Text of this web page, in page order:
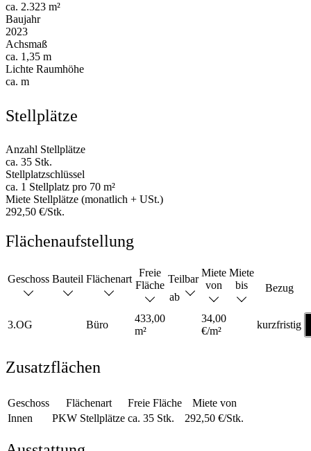
ca. 2.323 m²
Baujahr
2023
Achsmaß
ca. 1,35 m
Lichte Raumhöhe
ca. m
Stellplätze
Anzahl Stellplätze
ca. 35 Stk.
Stellplatzschlüssel
ca. 1 Stellplatz pro 70 m²
Miete Stellplätze (monatlich + USt.)
292,50 €/Stk.
Flächenaufstellung
Geschoss Bauteil Flächenart
Freie
Fläche
Teilbar
ab
Miete
von
Miete
bis
Bezug
3.OG Büro
433,00
m²
34,00
€/m²
kurzfristig
Zusatzflächen
Geschoss Flächenart Freie Fläche
Miete von
Innen
PKW Stellplätze ca. 35 Stk. 292,50 €/Stk.